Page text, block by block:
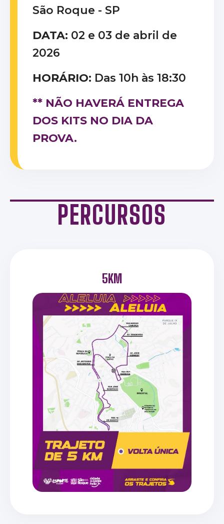
São Roque - SP
DATA: 02 e 03 de abril de
2026
HORÁRIO: Das 10h às 18:30
** NÃO HAVERÁ ENTREGA
DOS KITS NO DIA DA
PROVA.
PERCURSOS
5KM